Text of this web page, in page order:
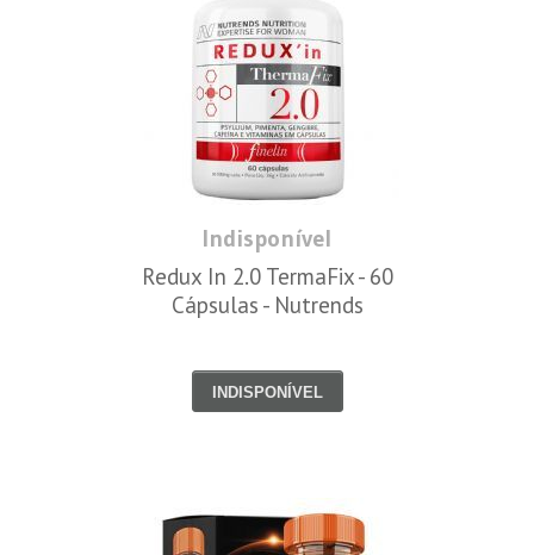
Indisponível
Redux In 2.0 TermaFix - 60
Cápsulas - Nutrends
INDISPONÍVEL